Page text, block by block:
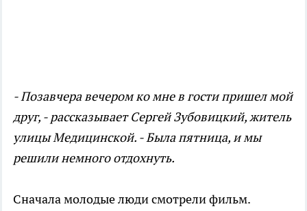
- Позавчера вечером ко мне в гости пришел мой
друг, - рассказывает Сергей Зубовицкий, житель
улицы Медицинской. - Была пятница, и мы
решили немного отдохнуть.
Сначала молодые люди смотрели фильм.